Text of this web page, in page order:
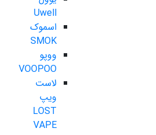
Uwell
اسموک
SMOK
ووپو
VOOPOO
لاست
ویپ
LOST
VAPE